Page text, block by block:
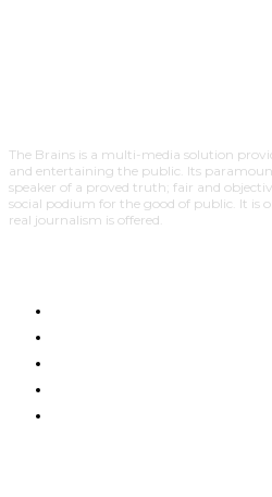
The Brains is a multi-media solution
and entertaining the public. Its
speaker of a proved truth; fair and
social podium for the good of public. It is
real journalism is offered.